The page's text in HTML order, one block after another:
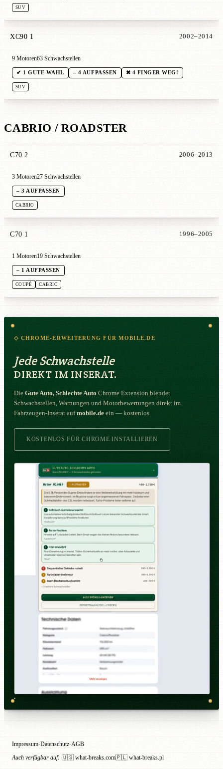
SUV
XC90 1 2002–2014
9 Motoren63 Schwachstellen
✔ 1 GUTE WAHL – 4 AUFPASSEN ✖ 4 FINGER WEG!
SUV
CABRIO / ROADSTER
C70 2 2006–2013
3 Motoren27 Schwachstellen
– 3 AUFPASSEN
CABRIO
C70 1 1996–2005
1 Motoren19 Schwachstellen
– 1 AUFPASSEN
COUPÉ CABRIO
◇ CHROME-ERWEITERUNG FÜR MOBILE.DE
Jede Schwachstelle
DIREKT IM INSERAT.
Die Gute Auto, Schlechte Auto Chrome Extension blendet
Schwachstellen, Warnungen und Motorbewertungen direkt im
Fahrzeugen-Inserat aufmobile.de ein — kostenlos.
KOSTENLOS FÜR CHROME INSTALLIEREN
Impressum·Datenschutz·AGB
Auch verfügbar auf: 🇺🇸 what-breaks.com🇵🇱 what-breaks.pl